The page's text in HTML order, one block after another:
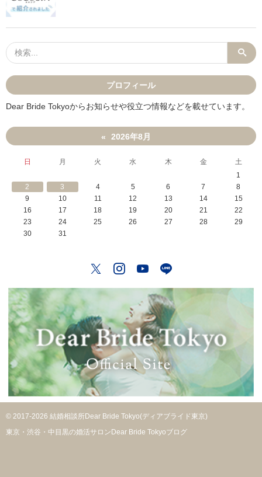
プロフィール
Dear Bride Tokyoからお知らせや役立つ情報などを載せています。
« 2026年8月
日 月 火 水 木 金
土
1
2
3 4 5 6 7
8
9
10 11 12 13 14
15
16
17 18 19 20 21
22
23
24 25 26 27 28
29
30
31
TwitterInstagram
YouTube
© 2017-2026 結婚相談所Dear Bride Tokyo(ディアブライド東京)
東京・渋谷・中目黒の婚活サロンDear Bride Tokyoブログ